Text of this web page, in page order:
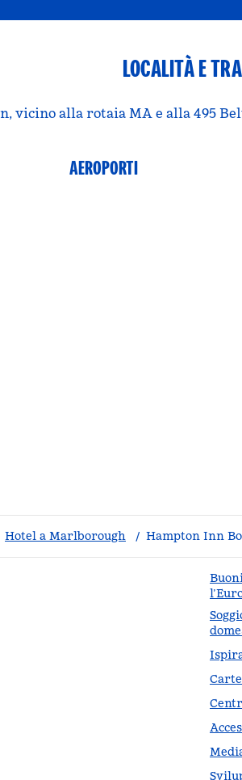
LOCALITÀ E
vicino alla rotaia MA e alla 495
AEROPORTI
Hotel a Marlborough / Hampton Inn